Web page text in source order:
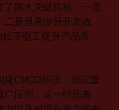
两大关键目标：一是
二是显著提升开发效
下电工提升产品质
建CI/CD环境，但沉重
广应用。这一经历表